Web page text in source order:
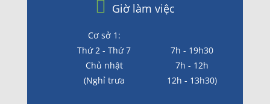
Giờ làm việc
Cơ sở 1:
Thứ 2 - Thứ 7
7h - 19h30
Chủ nhật
7h - 12h
(Nghỉ trưa
12h - 13h30)